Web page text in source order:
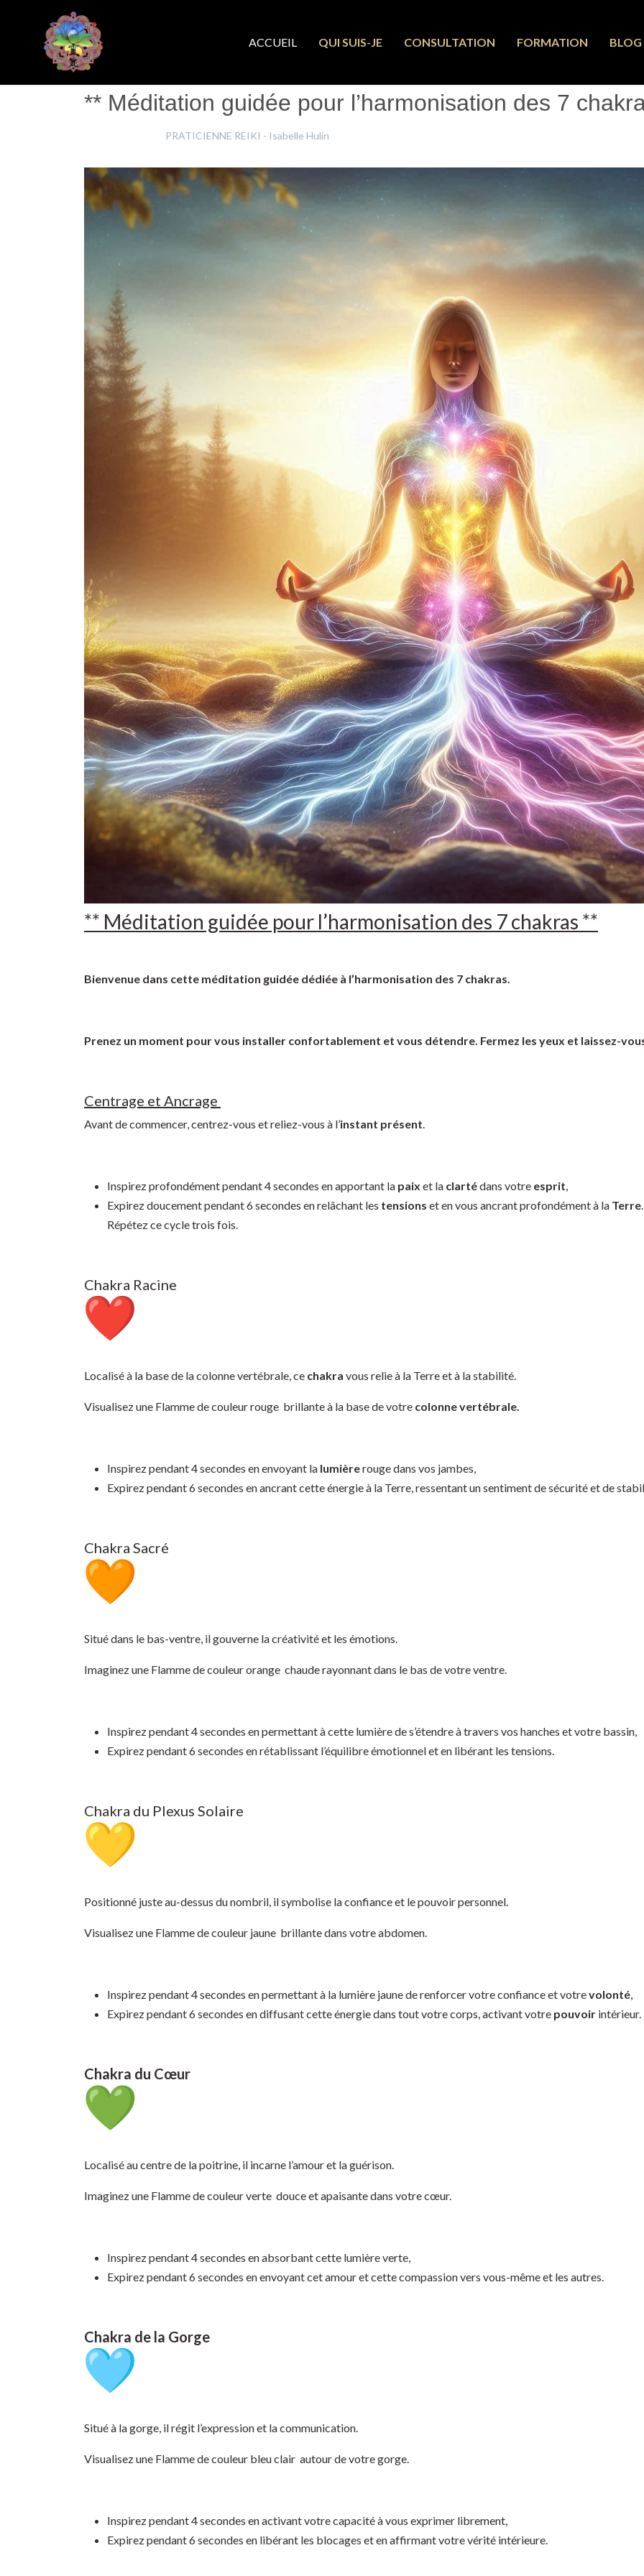
ACCUEIL QUI SUIS-JE CONSULTATION FORMATION BLOG
** Méditation guidée pour l’harmonisation des 7
PRATICIENNE REIKI - Isabelle Hulin
** Méditation guidée pour l’harmonisation des 7 chakras **
Bienvenue dans cette méditation guidée dédiée à l’harmonisation des 7 chakras.
Prenez un moment pour vous installer confortablement et vous détendre. Fermez les yeux et laissez-
Centrage et Ancrage
Avant de commencer, centrez-vous et reliez-vous à l’instant présent.
Inspirez profondément pendant 4 secondes en apportant la paix et la clartédans votre esprit,
Expirez doucement pendant 6 secondes en relâchant les tensions et en vous ancrant profondément à la Terre.
Répétez ce cycle trois fois.
Chakra Racine
Localisé à la base de la colonne vertébrale, ce chakra vous relie à la Terre et à la stabilité.
Visualisez une Flamme de couleur rouge brillante à la base de votre colonne vertébrale.
Inspirez pendant 4 secondes en envoyant la lumièrerouge dans vos jambes,
Expirez pendant 6 secondes en ancrant cette énergie à la Terre, ressentant un sentiment de sécurité et de
Chakra Sacré
Situé dans le bas-ventre, il gouverne la créativité et les émotions.
Imaginez une Flamme de couleur orange chaude rayonnant dans le bas de votre ventre.
Inspirez pendant 4 secondes en permettant à cette lumière de s’étendre à travers vos hanches et votre bassin,
Expirez pendant 6 secondes en rétablissant l’équilibre émotionnel et en libérant les tensions.
Chakra du Plexus Solaire
Positionné juste au-dessus du nombril, il symbolise la confiance et le pouvoir personnel.
Visualisez une Flamme de couleur jaune brillante dans votre abdomen.
Inspirez pendant 4 secondes en permettant à la lumière jaune de renforcer votre confiance et votrevolonté,
Expirez pendant 6 secondes en diffusant cette énergie dans tout votre corps, activant votre pouvoir intérieur.
Chakra du Cœur
Localisé au centre de la poitrine, il incarne l’amour et la guérison.
Imaginez une Flamme de couleur verte douce et apaisante dans votre cœur.
Inspirez pendant 4 secondes en absorbant cette lumière verte,
Expirez pendant 6 secondes en envoyant cet amour et cette compassion vers vous-même et les autres.
Chakra de la Gorge
Situé à la gorge, il régit l’expression et la communication.
Visualisez une Flamme de couleur bleu clair autour de votre gorge.
Inspirez pendant 4 secondes en activant votre capacité à vous exprimer librement,
Expirez pendant 6 secondes en libérant les blocages et en affirmant votre vérité intérieure.